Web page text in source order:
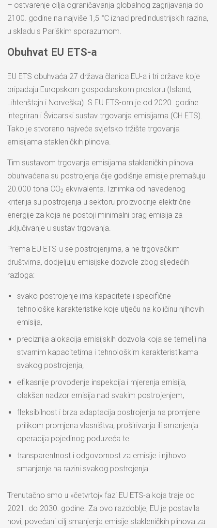
– ostvarenje cilja ograničavanja globalnog zagrijavanja do
2100. godine na najviše 1,5 °C iznad predindustrijskih razina,
u skladu s Pariškim sporazumom.
Obuhvat EU ETS-a
EU ETS obuhvaća 27 država članica EU-a i tri države koje
pripadaju Europskom gospodarskom prostoru (Island,
Lihtenštajn i Norveška). S EU ETS-om je od 2020. godine
integriran i Švicarski sustav trgovanja emisijama (CH ETS).
Tako je stvoreno najveće svjetsko tržište trgovanja
emisijama stakleničkih plinova.
Tim sustavom trgovanja emisijama stakleničkih plinova
obuhvaćena su postrojenja čije godišnje emisije premašuju
20.000 tona CO2 ekvivalenta. Iznimka od navedenog
kriterija su postrojenja u sektoru proizvodnje električne
energije za koja ne postoji minimalni prag emisija za
uključivanje u sustav trgovanja.
Prema EU ETS-u se postrojenjima, a ne trgovačkim
društvima, dodjeljuju emisijske dozvole zbog sljedećih
razloga:
svako postrojenje ima kapacitete i specifične
tehnološke karakteristike koje utječu na količinu njihovih
emisija,
preciznija alokacija emisijskih dozvola koja se temelji na
stvarnim kapacitetima i tehnološkim karakteristikama
svakog postrojenja,
efikasnije provođenje inspekcija i mjerenja emisija,
olakšan nadzor emisija nad svakim postrojenjem,
fleksibilnost i brza adaptacija postrojenja na promjene
prilikom promjena vlasništva, proširivanja ili smanjenja
operacija pojedinog poduzeća te
transparentnost i odgovornost za emisije i njihovo
smanjenje na razini svakog postrojenja.
Trenutačno smo u »četvrtoj« fazi EU ETS-a koja traje od
2021. do 2030. godine. Za ovo razdoblje, EU je postavila
novi, povećani cilj smanjenja emisije stakleničkih plinova za